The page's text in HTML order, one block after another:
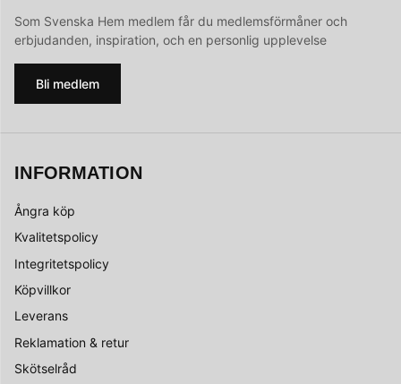
Som Svenska Hem medlem får du medlemsförmåner och
erbjudanden, inspiration, och en personlig upplevelse
Bli medlem
INFORMATION
Ångra köp
Kvalitetspolicy
Integritetspolicy
Köpvillkor
Leverans
Reklamation & retur
Skötselråd